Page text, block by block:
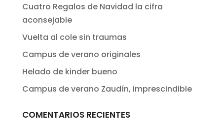
Cuatro Regalos de Navidad la cifra
aconsejable
Vuelta al cole sin traumas
Campus de verano originales
Helado de kinder bueno
Campus de verano Zaudín, imprescindible
COMENTARIOS RECIENTES